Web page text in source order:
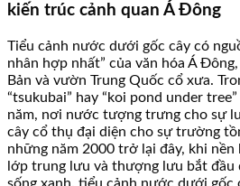
kiến trúc cảnh quan Á Đông
Tiểu cảnh nước dưới gốc cây có
nhân hợp nhất” của văn hóa Á
Bản và vườn Trung Quốc cổ xưa.
“tsukubai” hay “koi pond under
năm, nơi nước tượng trưng cho sự
cây cổ thụ đại diện cho sự trường
những năm 2000 trở lại đây, khi
lớp trung lưu và thượng lưu bắt đầu
sống xanh, tiểu cảnh nước dưới gốc